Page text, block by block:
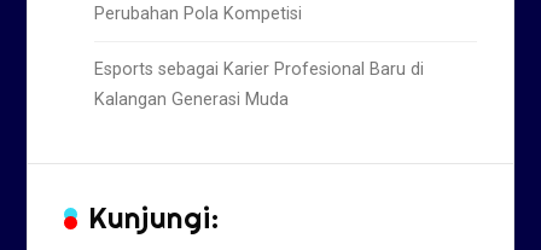
Perubahan Pola Kompetisi
Esports sebagai Karier Profesional Baru di
Kalangan Generasi Muda
Kunjungi: